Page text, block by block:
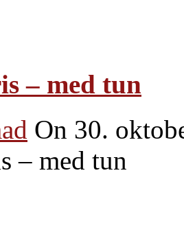
– med tun
On 30.
– med tun